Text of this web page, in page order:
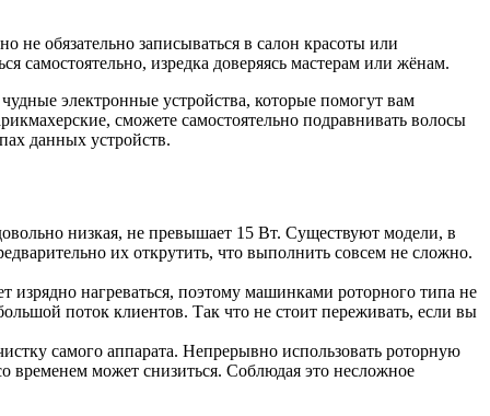
обязательно записываться в салон красоты или
изредка доверяясь мастерам или жёнам.
электронные устройства, которые помогут вам
сможете самостоятельно подравнивать волосы
данных устройств.
низкая, не превышает 15 Вт. Существуют модели, в
их открутить, что выполнить совсем не сложно.
нагреваться, поэтому машинками роторного типа не
поток клиентов. Так что не стоит переживать, если вы
самого аппарата. Непрерывно использовать роторную
временем может снизиться. Соблюдая это несложное